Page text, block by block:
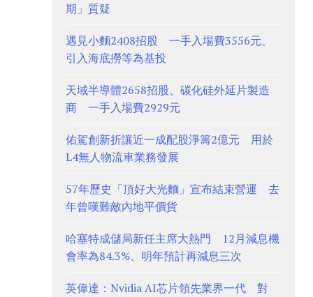
期」質疑
遇見小麵2408招股 一手入場費3556元、
引入海底撈等為基投
天域半導體2658招股、碳化硅外延片製造
商 一手入場費2929元
佑駕創新折讓近一成配股淨籌2億元 用於
L4無人物流車業務發展
57年歷史「頂好大光麵」宣布結束營運 去
年曾嘆難敵內地平價貨
哈塞特成儲局新任主席大熱門 12月減息機
會率為84.3%、明年預計再減息三次
英偉達：Nvidia AI芯片領先業界一代 對